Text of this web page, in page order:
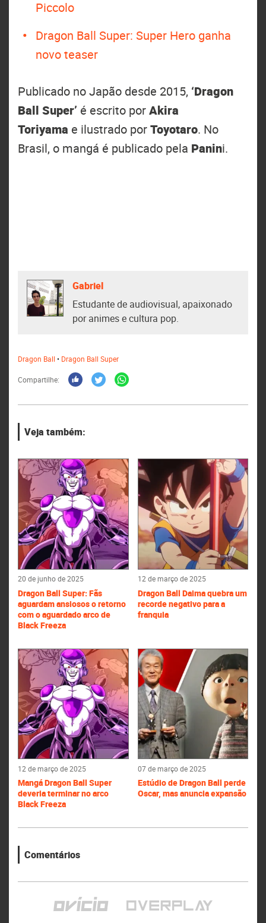
Piccolo
Dragon Ball Super: Super Hero ganha
novo teaser
Publicado no Japão desde 2015, ‘Dragon
Ball Super’ é escrito porAkira
Toriyama e ilustrado porToyotaro. No
Brasil, o mangá é publicado pela Panini.
Gabriel
Estudante de audiovisual, apaixonado
por animes e cultura pop.
Dragon Ball • Dragon Ball Super
Compartilhe:
Veja também:
20 de junho de 2025
Dragon Ball Super: Fãs
aguardam ansiosos o retorno
com o aguardado arco de
Black Freeza
12 de março de 2025
Dragon Ball Daima quebra um
recorde negativo para a
franquia
12 de março de 2025
Mangá Dragon Ball Super
deveria terminar no arco
Black Freeza
07 de março de 2025
Estúdio de Dragon Ball perde
Oscar, mas anuncia expansão
Comentários